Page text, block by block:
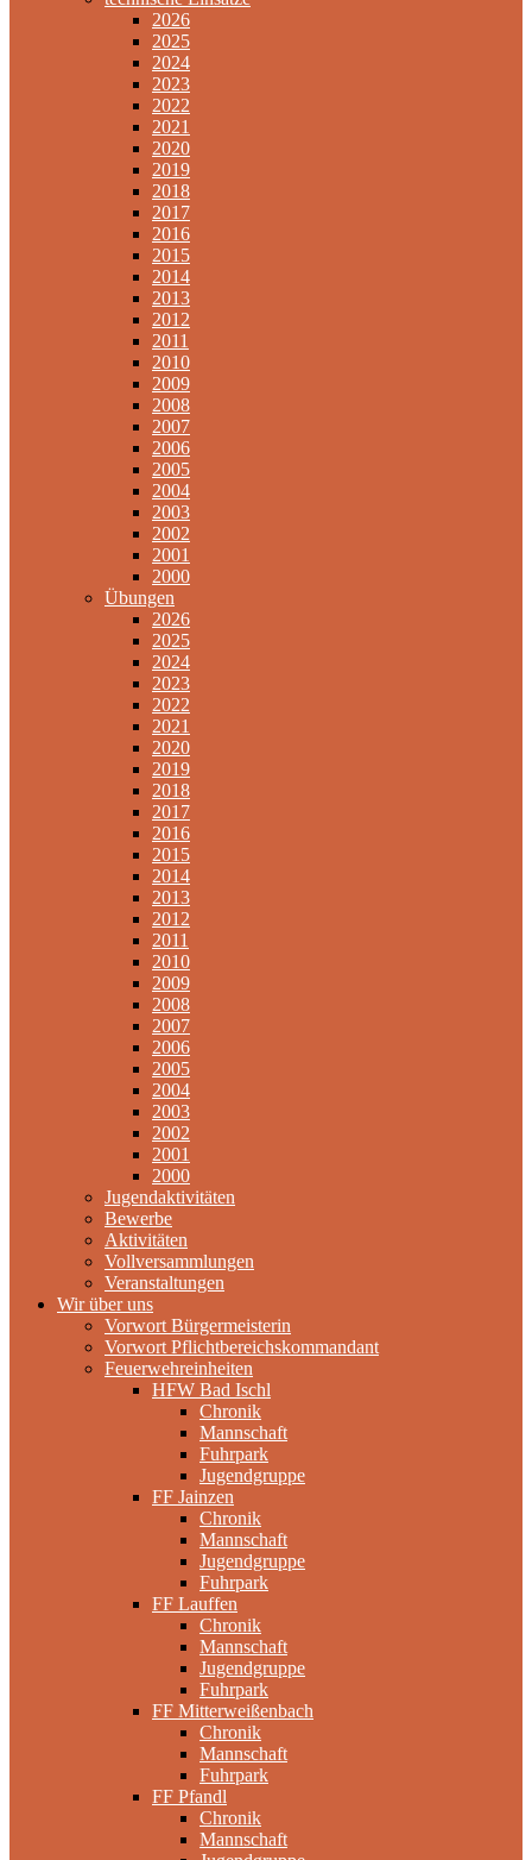
2026
2025
2024
2023
2022
2021
2020
2019
2018
2017
2016
2015
2014
2013
2012
2011
2010
2009
2008
2007
2006
2005
2004
2003
2002
2001
2000
Übungen
2026
2025
2024
2023
2022
2021
2020
2019
2018
2017
2016
2015
2014
2013
2012
2011
2010
2009
2008
2007
2006
2005
2004
2003
2002
2001
2000
Jugendaktivitäten
Bewerbe
Aktivitäten
Vollversammlungen
Veranstaltungen
Wir über uns
Vorwort Bürgermeisterin
Vorwort Pflichtbereichskommandant
Feuerwehreinheiten
HFW Bad Ischl
Chronik
Mannschaft
Fuhrpark
Jugendgruppe
FF Jainzen
Chronik
Mannschaft
Jugendgruppe
Fuhrpark
FF Lauffen
Chronik
Mannschaft
Jugendgruppe
Fuhrpark
FF Mitterweißenbach
Chronik
Mannschaft
Fuhrpark
FF Pfandl
Chronik
Mannschaft